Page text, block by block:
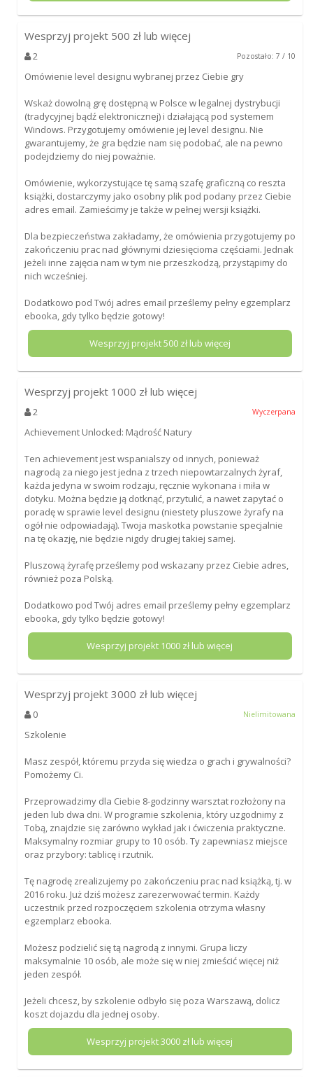
Wesprzyj projekt 500 zł lub więcej
2 Pozostało: 7 / 10
Omówienie level designu wybranej przez Ciebie gry
Wskaż dowolną grę dostępną w Polsce w legalnej dystrybucji
(tradycyjnej bądź elektronicznej) i działającą pod systemem
Windows. Przygotujemy omówienie jej level designu. Nie
gwarantujemy, że gra będzie nam się podobać, ale na pewno
podejdziemy do niej poważnie.
Omówienie, wykorzystujące tę samą szafę graficzną co reszta
książki, dostarczymy jako osobny plik pod podany przez Ciebie
adres email. Zamieścimy je także w pełnej wersji książki.
Dla bezpieczeństwa zakładamy, że omówienia przygotujemy po
zakończeniu prac nad głównymi dziesięcioma częściami. Jednak
jeżeli inne zajęcia nam w tym nie przeszkodzą, przystąpimy do
nich wcześniej.
Dodatkowo pod Twój adres email prześlemy pełny egzemplarz
ebooka, gdy tylko będzie gotowy!
Wesprzyj projekt500zł lub więcej
Wesprzyj projekt 1000 zł lub więcej
2 Wyczerpana
Achievement Unlocked: Mądrość Natury
Ten achievement jest wspanialszy od innych, ponieważ
nagrodą za niego jest jedna z trzech niepowtarzalnych żyraf,
każda jedyna w swoim rodzaju, ręcznie wykonana i miła w
dotyku. Można będzie ją dotknąć, przytulić, a nawet zapytać o
poradę w sprawie level designu (niestety pluszowe żyrafy na
ogół nie odpowiadają). Twoja maskotka powstanie specjalnie
na tę okazję, nie będzie nigdy drugiej takiej samej.
Pluszową żyrafę prześlemy pod wskazany przez Ciebie adres,
również poza Polską.
Dodatkowo pod Twój adres email prześlemy pełny egzemplarz
ebooka, gdy tylko będzie gotowy!
Wesprzyj projekt 1000 zł lub więcej
Wesprzyj projekt 3000 zł lub więcej
0 Nielimitowana
Szkolenie
Masz zespół, któremu przyda się wiedza o grach i grywalności?
Pomożemy Ci.
Przeprowadzimy dla Ciebie 8-godzinny warsztat rozłożony na
jeden lub dwa dni. W programie szkolenia, który uzgodnimy z
Tobą, znajdzie się zarówno wykład jak i ćwiczenia praktyczne.
Maksymalny rozmiar grupy to 10 osób. Ty zapewniasz miejsce
oraz przybory: tablicę i rzutnik.
Tę nagrodę zrealizujemy po zakończeniu prac nad książką, tj. w
2016 roku. Już dziś możesz zarezerwować termin. Każdy
uczestnik przed rozpoczęciem szkolenia otrzyma własny
egzemplarz ebooka.
Możesz podzielić się tą nagrodą z innymi. Grupa liczy
maksymalnie 10 osób, ale może się w niej zmieścić więcej niż
jeden zespół.
Jeżeli chcesz, by szkolenie odbyło się poza Warszawą, dolicz
koszt dojazdu dla jednej osoby.
Wesprzyj projekt3000 zł lub więcej